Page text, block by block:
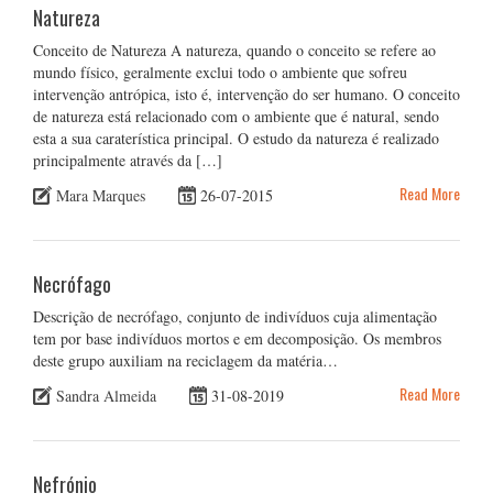
Natureza
Conceito de Natureza A natureza, quando o conceito se refere ao
mundo físico, geralmente exclui todo o ambiente que sofreu
intervenção antrópica, isto é, intervenção do ser humano. O conceito
de natureza está relacionado com o ambiente que é natural, sendo
esta a sua caraterística principal. O estudo da natureza é realizado
principalmente através da […]
Mara Marques
26-07-2015 Read More
Necrófago
Descrição de necrófago, conjunto de indivíduos cuja alimentação
tem por base indivíduos mortos e em decomposição. Os membros
deste grupo auxiliam na reciclagem da matéria…
Sandra Almeida
31-08-2019 Read More
Nefrónio